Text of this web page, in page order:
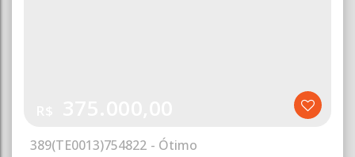
389(TE0013)754822